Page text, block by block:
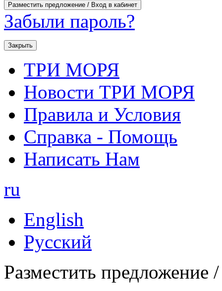
Забыли пароль?
Закрыть
ТРИ МОРЯ
Новости ТРИ МОРЯ
Правила и Условия
Справка - Помощь
Написать Нам
ru
English
Русский
Разместить предложение